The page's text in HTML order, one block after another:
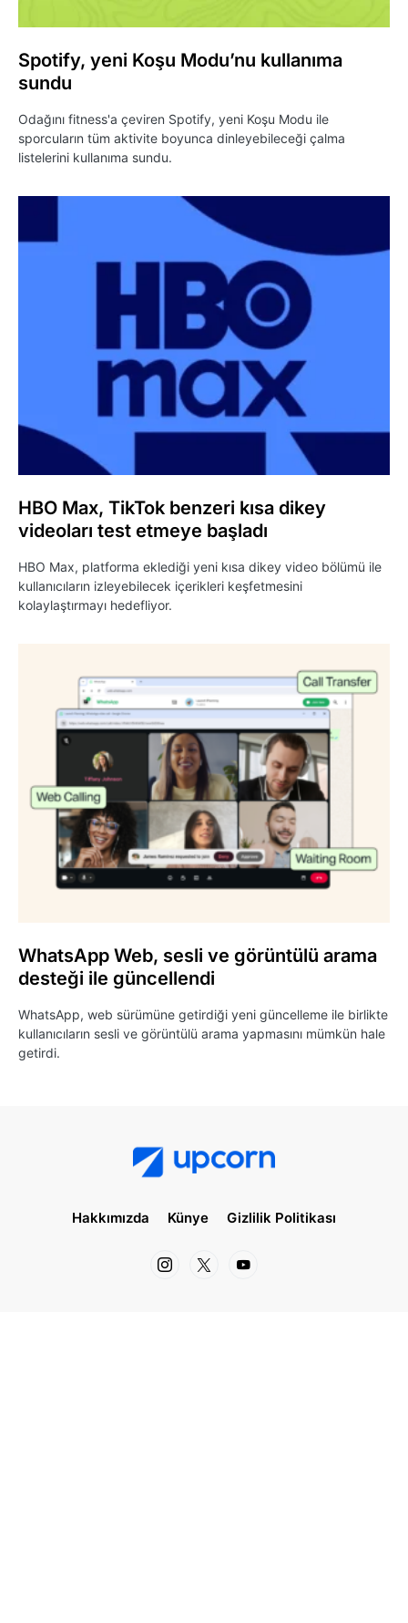
Spotify, yeni Koşu Modu’nu kullanıma
sundu
Odağını fitness'a çeviren Spotify, yeni Koşu Modu ile
sporcuların tüm aktivite boyunca dinleyebileceği çalma
listelerini kullanıma sundu.
HBO Max, TikTok benzeri kısa dikey
videoları test etmeye başladı
HBO Max, platforma eklediği yeni kısa dikey video bölümü ile
kullanıcıların izleyebilecek içerikleri keşfetmesini
kolaylaştırmayı hedefliyor.
WhatsApp Web, sesli ve görüntülü arama
desteği ile güncellendi
WhatsApp, web sürümüne getirdiği yeni güncelleme ile birlikte
kullanıcıların sesli ve görüntülü arama yapmasını mümkün hale
getirdi.
Hakkımızda Künye Gizlilik Politikası